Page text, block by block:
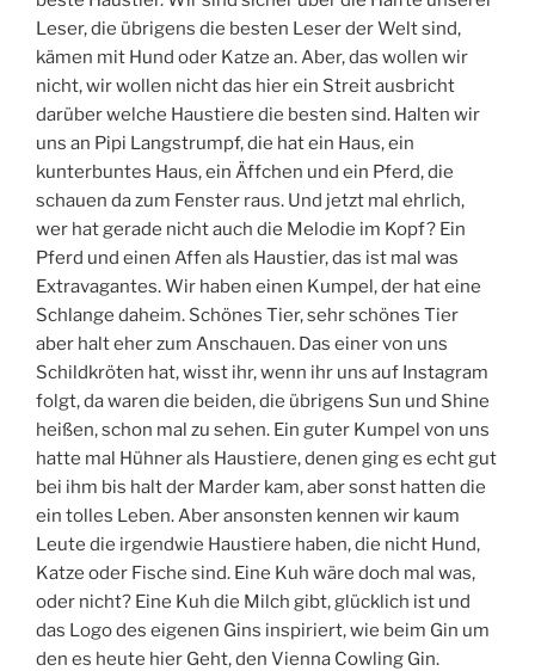
Leser, die übrigens die besten Leser der Welt sind,
kämen mit Hund oder Katze an. Aber, das wollen wir
nicht, wir wollen nicht das hier ein Streit ausbricht
darüber welche Haustiere die besten sind. Halten wir
uns an Pipi Langstrumpf, die hat ein Haus, ein
kunterbuntes Haus, ein Äffchen und ein Pferd, die
schauen da zum Fenster raus. Und jetzt mal ehrlich,
wer hat gerade nicht auch die Melodie im Kopf? Ein
Pferd und einen Affen als Haustier, das ist mal was
Extravagantes. Wir haben einen Kumpel, der hat eine
Schlange daheim. Schönes Tier, sehr schönes Tier
aber halt eher zum Anschauen. Das einer von uns
Schildkröten hat, wisst ihr, wenn ihr uns auf Instagram
folgt, da waren die beiden, die übrigens Sun und Shine
heißen, schon mal zu sehen. Ein guter Kumpel von uns
hatte mal Hühner als Haustiere, denen ging es echt gut
bei ihm bis halt der Marder kam, aber sonst hatten die
ein tolles Leben. Aber ansonsten kennen wir kaum
Leute die irgendwie Haustiere haben, die nicht Hund,
Katze oder Fische sind. Eine Kuh wäre doch mal was,
oder nicht? Eine Kuh die Milch gibt, glücklich ist und
das Logo des eigenen Gins inspiriert, wie beim Gin um
den es heute hier Geht, den Vienna Cowling Gin.